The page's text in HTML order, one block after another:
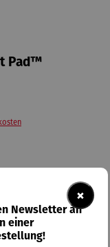
Pad™
×
Newsletter an
einer